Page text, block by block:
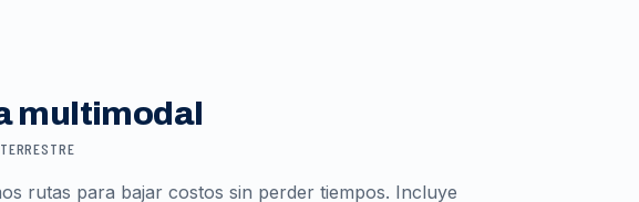
multimodal
rutas para bajar costos sin perder tiempos. Incluye